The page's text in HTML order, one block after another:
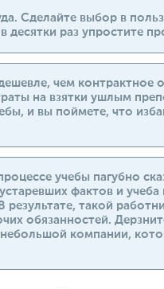
Сделайте выбор в
раз упростите
чем контрактное
на взятки ушлым
и вы поймете, что
учебы пагубно
фактов и
такой
обязанностей.
компании,